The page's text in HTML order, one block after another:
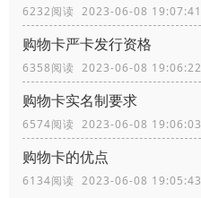
6232阅读 2023-06-08 19:07:41
购物卡严卡发行资格
6358阅读 2023-06-08 19:06:22
购物卡实名制要求
6574阅读 2023-06-08 19:06:03
购物卡的优点
6134阅读 2023-06-08 19:05:43